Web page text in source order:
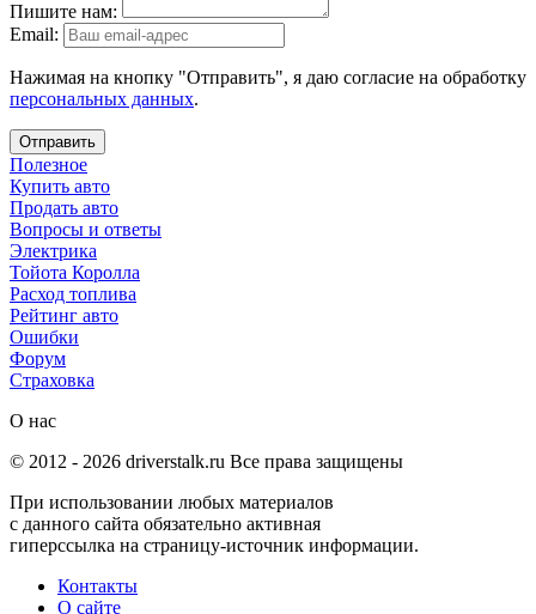
Пишите нам:
Email:
Нажимая на кнопку "Отправить", я даю согласие на обработку
персональных данных.
Отправить
Полезное
Купить авто
Продать авто
Вопросы и ответы
Электрика
Тойота Королла
Расход топлива
Рейтинг авто
Ошибки
Форум
Страховка
О нас
© 2012 - 2026 driverstalk.ru Все права защищены
При использовании любых материалов
с данного сайта обязательно активная
гиперссылка на страницу-источник информации.
Контакты
О сайте